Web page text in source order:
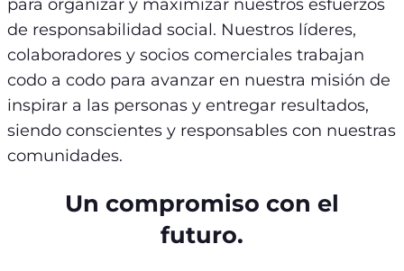
para organizar y maximizar nuestros esfuerzos
de responsabilidad social. Nuestros líderes,
colaboradores y socios comerciales trabajan
codo a codo para avanzar en nuestra misión de
inspirar a las personas y entregar resultados,
siendo conscientes y responsables con nuestras
comunidades.
Un compromiso con el
futuro.